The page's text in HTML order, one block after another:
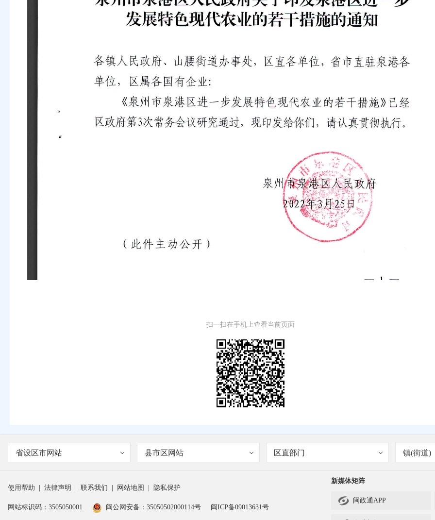
扫一扫在手机上查看当前页面
省设区市网站 县市区网站 区直部门 镇(街道)
使用帮助 法律声明 联系我们 网站地图 隐私保护
网站标识码：3505050001 闽公网安备：35050502000114号 闽ICP备09013631号
新媒体矩阵
 闽政通APP